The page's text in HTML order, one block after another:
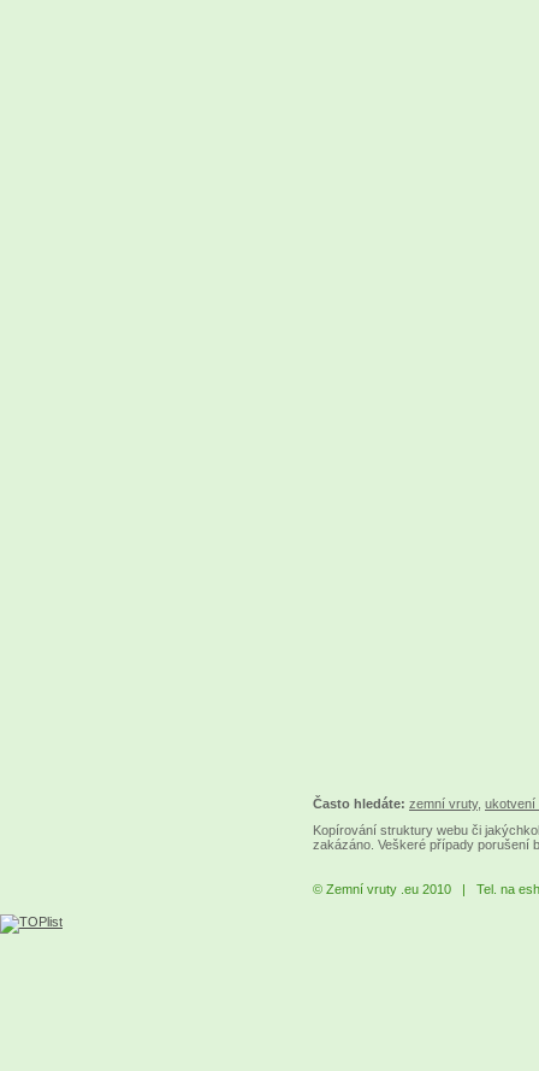
Často hledáte: zemní vruty, ukotvení
Kopírování struktury webu či
zakázáno. Veškeré případy porušení
© Zemní vruty .eu 2010 | Tel. na